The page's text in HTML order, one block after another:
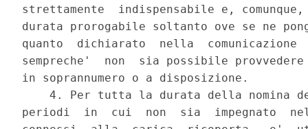
strettamente  indispensabile e,
durata prorogabile soltanto ove se ne
quanto  dichiarato  nella  comunicazione
sempreche'  non  sia possibile
in soprannumero o a disposizione.
4. Per tutta la durata della nomina
periodi  in  cui  non  sia  impegnato